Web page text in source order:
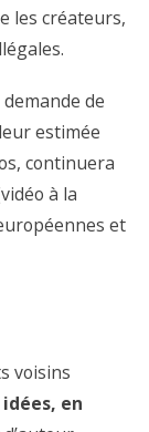
les créateurs,
de
estimée
continuera
à la
et
voisins
en